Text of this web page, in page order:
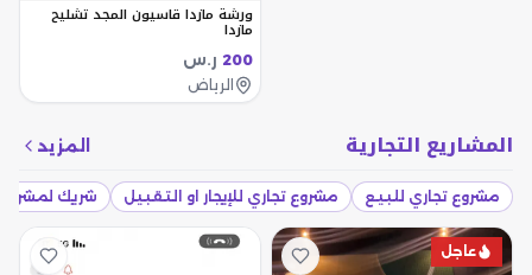
ورشة مازدا قاسيون المجد تشليح
مازدا
200 ر.س
الرياض
المشاريع التجارية المزيد
مشروع تجاري للبيع مشروع تجاري للإيجار او التقبيل شريك لمشروع
عاجل